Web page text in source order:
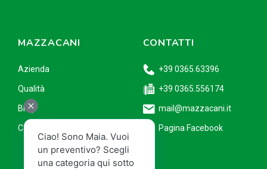
MAZZACANI
Azienda
Qualità
Blog
Contatti
CONTATTI
+39 0365.63396
+39 0365.556174
mail@mazzacani.it
Pagina Facebook
Ciao! Sono Maia. Vuoi
un preventivo? Scegli
una categoria qui sotto